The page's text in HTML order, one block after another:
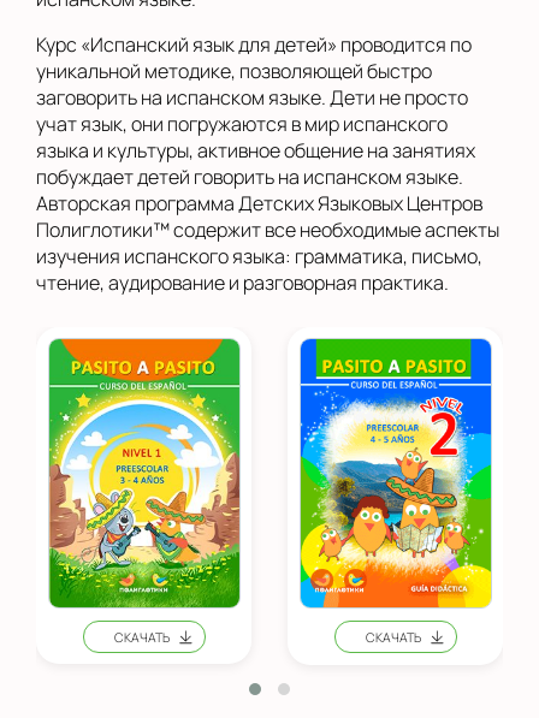
Курс «Испанский язык для детей» проводится по
уникальной методике, позволяющей быстро
заговорить на испанском языке. Дети не просто
учат язык, они погружаются в мир испанского
языка и культуры, активное общение на занятиях
побуждает детей говорить на испанском языке.
Авторская программа Детских Языковых Центров
Полиглотики™ содержит все необходимые аспекты
изучения испанского языка: грамматика, письмо,
чтение, аудирование и разговорная практика.